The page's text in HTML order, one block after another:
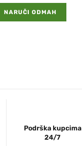
NARUČI ODMAH
Podrška kupcima
24/7